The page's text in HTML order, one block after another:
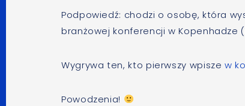
Podpowiedź: chodzi o osobę, która
branżowej konferencji w
Wygrywa ten, kto pierwszy wpiszew
Powodzenia!